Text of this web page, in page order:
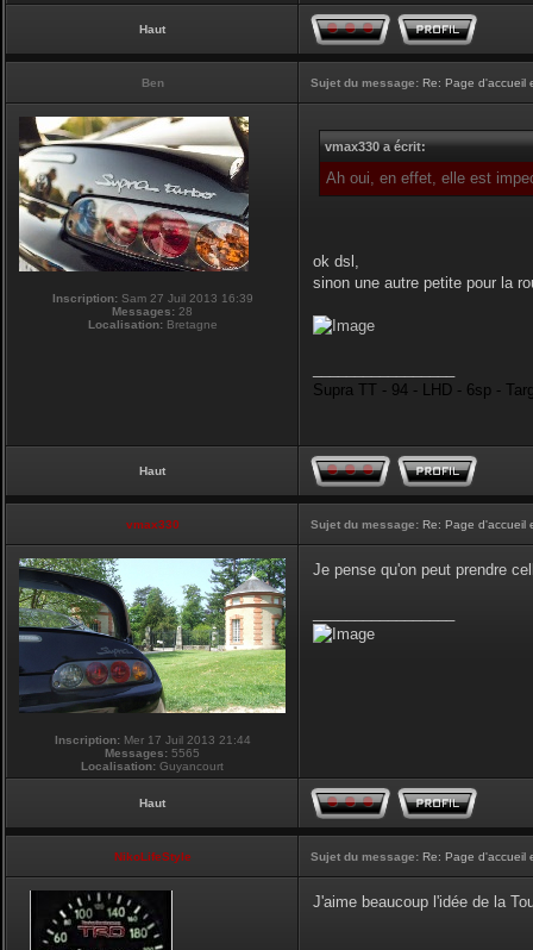
Haut
Ben Sujet du message: Re: Page d'accueil
Inscription:Sam 27 Juil 2013 16:39
Messages: 28
Localisation:Bretagne
vmax330 a écrit:
Ah oui, en effet, elle est
ok dsl,
sinon une autre petite pour la
Supra TT - 94 - LHD - 6sp -
Haut
vmax330 Sujet du message: Re: Page d'accueil
Inscription:Mer 17 Juil 2013 21:44
Messages: 5565
Localisation: Guyancourt
Je pense qu'on peut prendre
Haut
NikoLifeStyle Sujet du message: Re: Page d'accueil
J'aime beaucoup l'idée de la